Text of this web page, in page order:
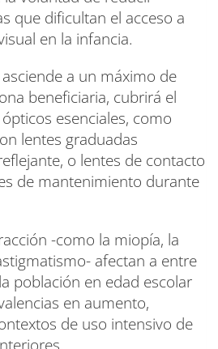
que dificultan el acceso a
en la infancia.
a un máximo de
beneficiaria, cubrirá el
esenciales, como
lentes graduadas
o lentes de contacto
de mantenimiento durante
-como la miopía, la
afectan a entre
población en edad escolar
en aumento,
de uso intensivo de